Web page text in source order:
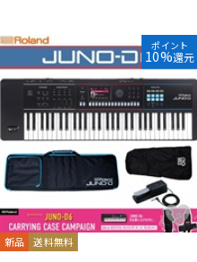
ポイント
10%還元
新品 送料無料